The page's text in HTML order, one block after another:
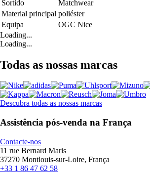
Sortido
Matchwear
Material principal poliéster
Equipa
OGC Nice
Loading...
Loading...
Todas as nossas marcas
Descubra todas as nossas marcas
Assistência pós-venda na França
Contacte-nos
11 rue Bernard Maris
37270 Montlouis-sur-Loire, França
+33 1 86 47 62 58